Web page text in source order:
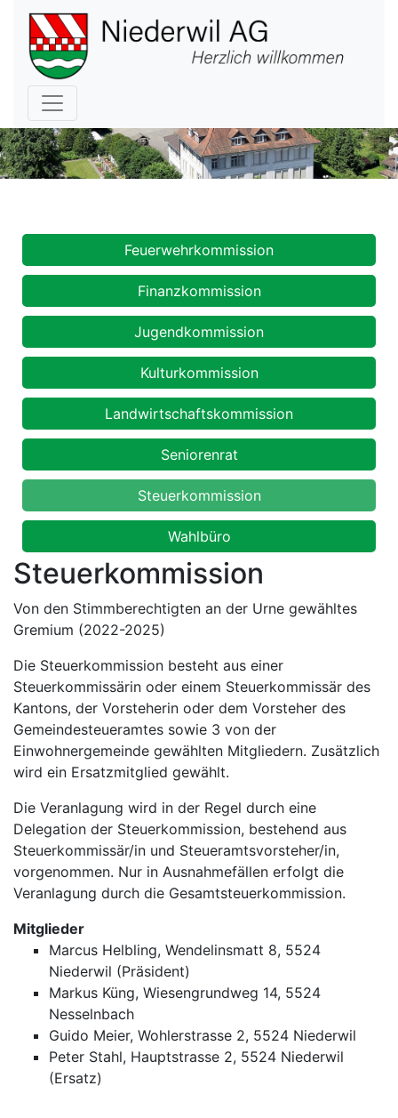
Hauptnavigation
Kommissionen
Feuerwehrkommission
Finanzkommission
Jugendkommission
Kulturkommission
Landwirtschaftskommission
Seniorenrat
Steuerkommission
Wahlbüro
Steuerkommission
Von den Stimmberechtigten an der Urne gewähltes
Gremium (2022-2025)
Die Steuerkommission besteht aus einer
Steuerkommissärin oder einem Steuerkommissär des
Kantons, der Vorsteherin oder dem Vorsteher des
Gemeindesteueramtes sowie 3 von der
Einwohnergemeinde gewählten Mitgliedern. Zusätzlich
wird ein Ersatzmitglied gewählt.
Die Veranlagung wird in der Regel durch eine
Delegation der Steuerkommission, bestehend aus
Steuerkommissär/in und Steueramtsvorsteher/in,
vorgenommen. Nur in Ausnahmefällen erfolgt die
Veranlagung durch die Gesamtsteuerkommission.
Mitglieder
Marcus Helbling, Wendelinsmatt 8, 5524
Niederwil (Präsident)
Markus Küng, Wiesengrundweg 14, 5524
Nesselnbach
Guido Meier, Wohlerstrasse 2, 5524 Niederwil
Peter Stahl, Hauptstrasse 2, 5524 Niederwil
(Ersatz)